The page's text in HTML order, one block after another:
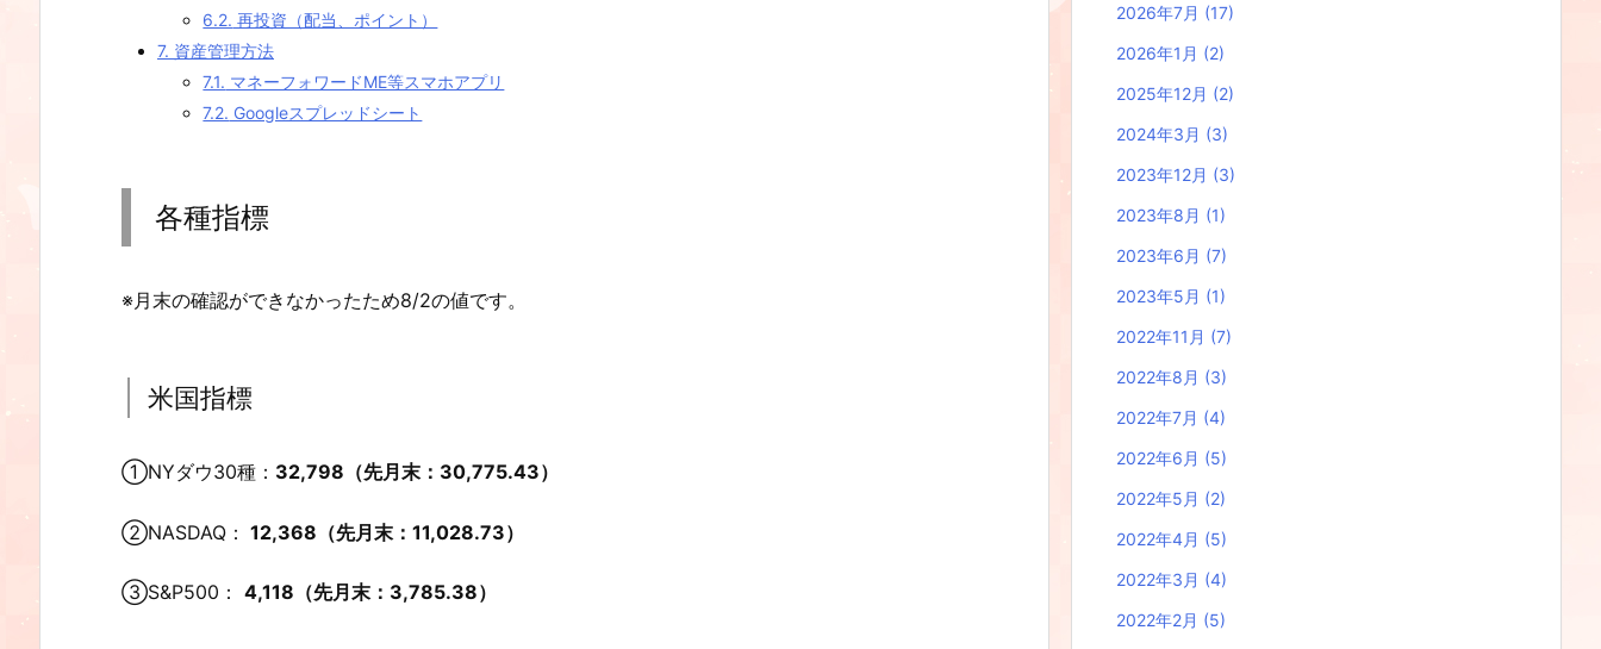
6.2. 再投資（配当、ポイント）
7. 資産管理方法
7.1. マネーフォワードME等スマホアプリ
7.2. Googleスプレッドシート
各種指標
※月末の確認ができなかったため8/2の値です。
米国指標
①NYダウ30種： 32,798（先月末： 30,775.43）
②NASDAQ： 12,368 （先月末： 11,028.73）
③S&P500： 4,118（先月末： 3,785.38）
2026年7月 (17)
2026年1月 (2)
2025年12月 (2)
2024年3月 (3)
2023年12月 (3)
2023年8月 (1)
2023年6月 (7)
2023年5月 (1)
2022年11月 (7)
2022年8月 (3)
2022年7月 (4)
2022年6月 (5)
2022年5月 (2)
2022年4月 (5)
2022年3月 (4)
2022年2月 (5)